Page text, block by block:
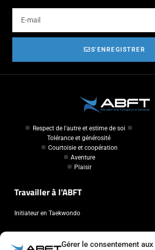
Gérer le consentement aux
S'ENREGISTRER
Respect de l'autre et estime de soi
Tolérance et générosité
Courtoisie et coopération
Aventure
Plaisir
Travailler à l'ABFT
Initiateur en Taekwondo